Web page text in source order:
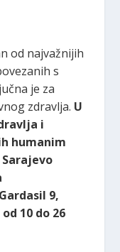
od najvažnijih
s
je za
zdravlja. U
i
humanim
9,
10 do 26